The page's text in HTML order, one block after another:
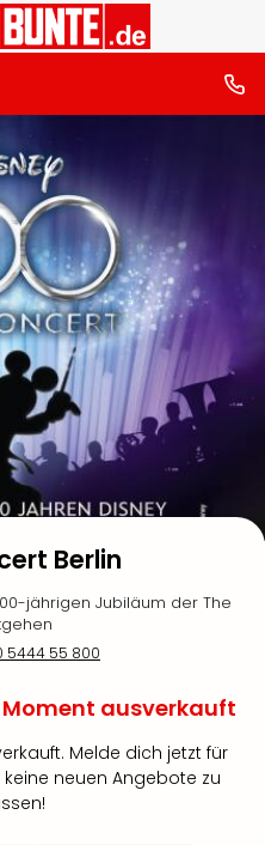
Berlin
jährigen Jubiläum der The
5444 55 800
ausverkauft
Melde dich jetzt für
neuen Angebote zu